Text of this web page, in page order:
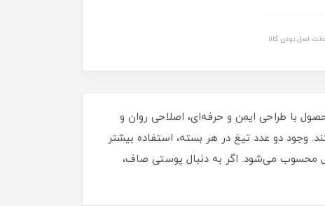
اصل بودن کالا
با طراحی ایمن و حرفه‌ای، اصلاحی روان و
دو عدد تیغ در هر بسته، استفاده بیشتر
محسوب می‌شود. اگر به دنبال پوستی صاف،